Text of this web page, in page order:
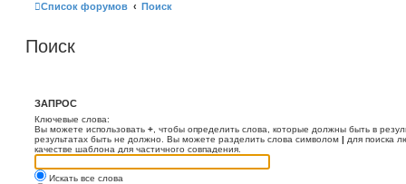
Список форумов Поиск
Поиск
ЗАПРОС
Ключевые слова:
Вы можете использовать + , чтобы определить слова, которые должны быть в
результатах быть не должно. Вы можете разделить слова символом | для поиска
качестве шаблона для частичного совпадения.
Искать все слова